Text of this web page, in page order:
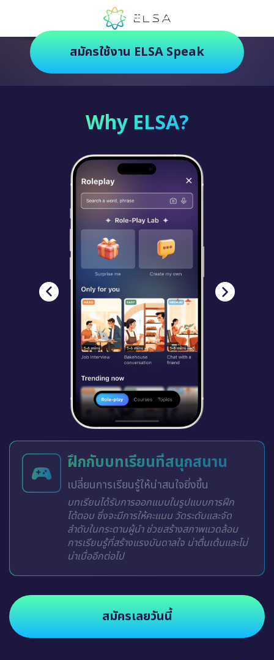
ตัวช่วยฝึกภาษายุคใหม่ ฝึกสนุกยิ่งกว่า
สมัครใช้งาน ELSA Speak
Why ELSA?
ฝึกกับบทเรียนที่สนุกสนาน
เปลี่ยนการเรียนรู้ให้น่าสนใจยิ่งขึ้น
บทเรียนได้รับการออกแบบในรูปแบบการฝึก
โต้ตอบ ซึ่งจะมีการให้คะแนน วัดระดับและจัด
ลำดับในกระดานผู้นำ ช่วยสร้างสภาพแวดล้อม
การเรียนรู้ที่สร้างแรงบันดาลใจ น่าตื่นเต้นและไม่
น่าเบื่ออีกต่อไป
สมัครเลยวันนี้